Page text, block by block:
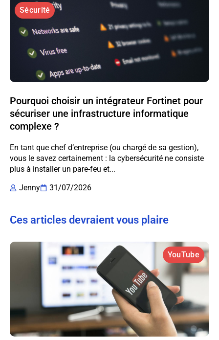
Sécurité
Pourquoi choisir un intégrateur Fortinet pour
sécuriser une infrastructure informatique
complexe ?
En tant que chef d’entreprise (ou chargé de sa gestion),
vous le savez certainement : la cybersécurité ne consiste
plus à installer un pare-feu et...
Jenny
31/07/2026
Ces articles devraient vous plaire
YouTube